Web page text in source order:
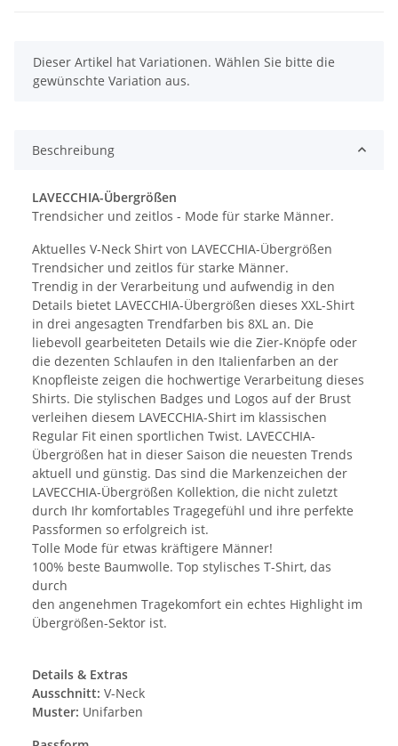
x
Dieser Artikel hat Variationen. Wählen Sie bitte die
gewünschte Variation aus.
Beschreibung
LAVECCHIA-Übergrößen
Trendsicher und zeitlos - Mode für starke Männer.
Aktuelles V-Neck Shirt von LAVECCHIA-Übergrößen
Trendsicher und zeitlos für starke Männer.
Trendig in der Verarbeitung und aufwendig in den
Details bietet LAVECCHIA-Übergrößen dieses XXL-Shirt
in drei angesagten Trendfarben bis 8XL an. Die
liebevoll gearbeiteten Details wie die Zier-Knöpfe oder
die dezenten Schlaufen in den Italienfarben an der
Knopfleiste zeigen die hochwertige Verarbeitung dieses
Shirts. Die stylischen Badges und Logos auf der Brust
verleihen diesem LAVECCHIA-Shirt im klassischen
Regular Fit einen sportlichen Twist. LAVECCHIA-
Übergrößen hat in dieser Saison die neuesten Trends
aktuell und günstig. Das sind die Markenzeichen der
LAVECCHIA-Übergrößen Kollektion, die nicht zuletzt
durch Ihr komfortables Tragegefühl und ihre perfekte
Passformen so erfolgreich ist.
Tolle Mode für etwas kräftigere Männer!
100% beste Baumwolle. Top stylisches T-Shirt, das
durch
den angenehmen Tragekomfort ein echtes Highlight im
Übergrößen-Sektor ist.
Details & Extras
Ausschnitt: V-Neck
Muster: Unifarben